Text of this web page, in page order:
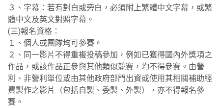
３、字幕：若有對白或旁白，必須附上繁體中文字幕，或繁
體中文及英文對照字幕。
(三)報名資格：
１、個人或團隊均可參賽。
２、同一影片不得重複投稿參加，例如已獲得國內外獎項之
作品，或該作品正參與其他類似競賽，均不得參賽。由營
利、非營利單位或由其他政府部門出資或使用其相關補助經
費製作之影片（包括自製、委製、外製），亦不得報名參
賽。